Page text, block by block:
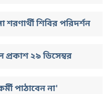
শরণার্থী শিবির পরিদর্শন
২৯ ডিসেম্বর
পাঠাবেন না'